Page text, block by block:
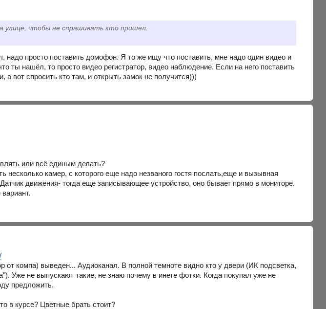
чтобы не спрашивать кто пришел.
надо просто поставить домофон. Я то же ищу что поставить, мне надо один видео и
ты нашёл, то просто видео регистратор, видео наблюдение. Если на него поставить
вот спросить кто там, и открыть замок не получится)))
или всё единым делать?
камер, с которого еще надо незваного гостя послать,еще и вызывная
движения- тогда еще записывающее устройство, оно бывает прямо в мониторе.
от компа) выведен... Аудиоканал. В полной темноте видно кто у двери (ИК подсветка,
Уже не выпускают такие, не знаю почему в инете фотки. Когда покупал уже не
предложить.
в курсе? Цветные брать стоит?